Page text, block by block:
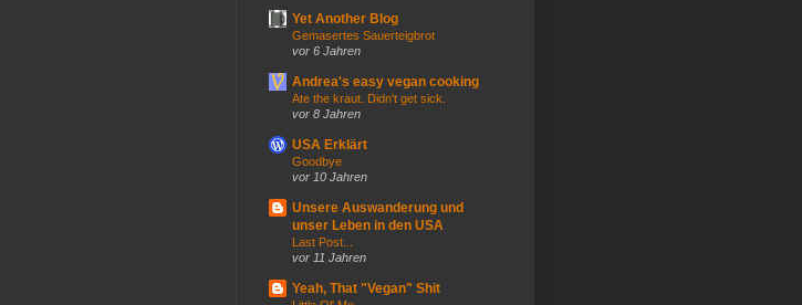
Yet Another Blog
Gemasertes Sauerteigbrot
vor 6 Jahren
Andrea's easy vegan cooking
Ate the kraut. Didn't get sick.
vor 8 Jahren
USA Erklärt
Goodbye
vor 10 Jahren
Unsere Auswanderung und
unser Leben in den USA
Last Post...
vor 11 Jahren
Yeah, That "Vegan" Shit